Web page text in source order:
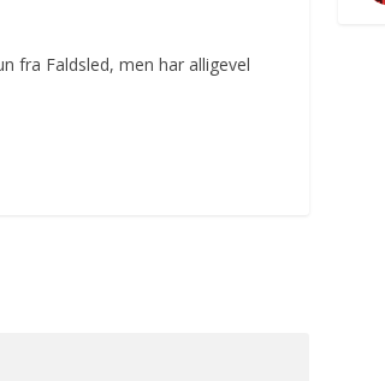
fra Faldsled, men har alligevel